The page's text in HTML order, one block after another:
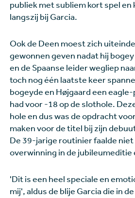
publiek met subliem kort spel en
langszij bij Garcia.
Ook de Deen moest zich
gewonnen geven nadat hij
en de Spaanse leider wegliep
toch nog één laatste keer
bogeyde en Højgaard een
had voor -18 op de slothole.
hole en dus was de opdracht
maken voor de titel bij zijn
De 39-jarige routinier faalde niet
overwinning in de jubileumeditie
'Dit is een heel speciale en
mij', aldus de blije Garcia die in